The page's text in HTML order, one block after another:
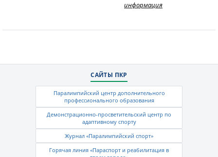
информация
САЙТЫ ПКР
Паралимпийский центр дополнительного
профессионального образования
Демонстрационно-просветительский центр по
адаптивному спорту
Журнал «Паралимпийский спорт»
Горячая линия «Параспорт и реабилитация в